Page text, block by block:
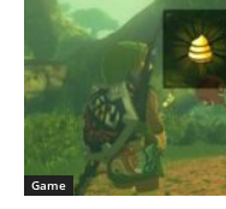
Game